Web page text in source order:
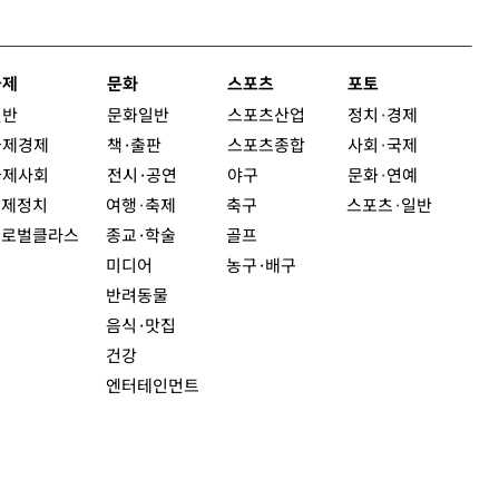
경제
사회
정치
벌클라스
문화
문화일반
책·출판
전시·공연
여행·축제
종교·학술
미디어
반려동물
음식·맛집
건강
엔터테인먼트
스포츠
스포츠산업
스포츠종합
야구
축구
골프
농구·배구
포토
정치 ·경제
사회 ·국제
문화·연예
스포츠·일반